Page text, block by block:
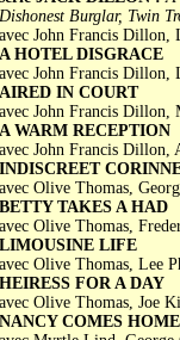
Dishonest Burglar, Twin
avec John Francis Dillon,
A HOTEL DISGRACE
avec John Francis
AIRED IN COURT
avec John Francis Dillon,
A WARM RECEPTION
avec John Francis Dillon,
INDISCREET
avec Olive Thomas,
BETTY TAKES A HAD
avec Olive Thomas,
LIMOUSINE LIFE
avec Olive Thomas, Lee
HEIRESS FOR A DAY
avec Olive Thomas, Joe
NANCY COMES HOME